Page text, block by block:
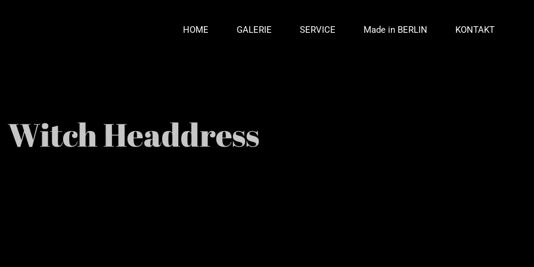
HOME GALERIE SERVICE Made in BERLIN KONTAKT
Witch Headdress